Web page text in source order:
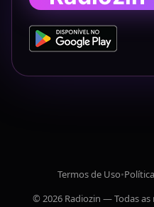
Termos de Uso•
© 2026 Radiozin — Todas as